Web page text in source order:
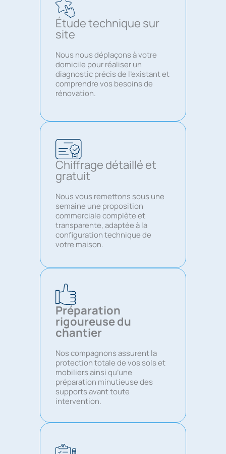
Étude technique sur
site
Nous nous déplaçons à votre
domicile pour réaliser un
diagnostic précis de l’existant et
comprendre vos besoins de
rénovation.
Chiffrage détaillé et
gratuit
Nous vous remettons sous une
semaine une proposition
commerciale complète et
transparente, adaptée à la
configuration technique de
votre maison.
Préparation
rigoureuse du
chantier
Nos compagnons assurent la
protection totale de vos sols et
mobiliers ainsi qu’une
préparation minutieuse des
supports avant toute
intervention.